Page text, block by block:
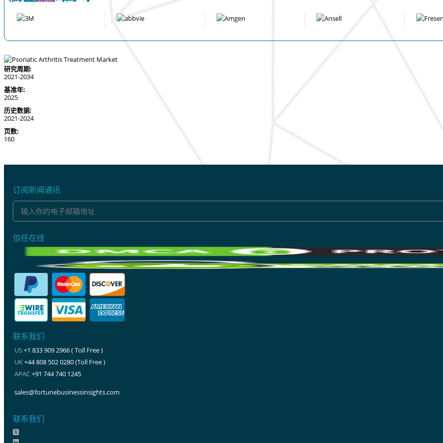
研究周期:
2021-2034
基准年:
2025
历史数据:
2021-2024
页数:
160
订阅新闻通讯
信任在线
联系我们
US+1 833 909 2966 ( Toll Free )
UK+44 808 502 0280 (Toll Free )
APAC+91 744 740 1245
sales@fortunebusinessinsights.com
联系我们